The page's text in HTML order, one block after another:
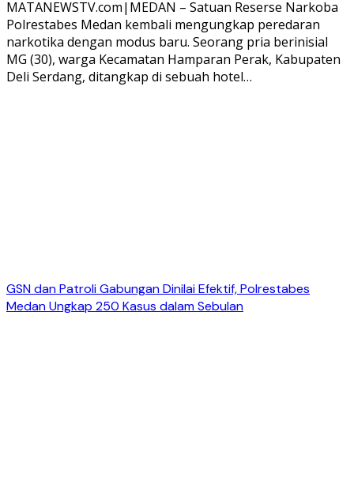
MATANEWSTV.com|MEDAN – Satuan Reserse Narkoba
Polrestabes Medan kembali mengungkap peredaran
narkotika dengan modus baru. Seorang pria berinisial
MG (30), warga Kecamatan Hamparan Perak, Kabupaten
Deli Serdang, ditangkap di sebuah hotel…
GSN dan Patroli Gabungan Dinilai Efektif, Polrestabes
Medan Ungkap 250 Kasus dalam Sebulan